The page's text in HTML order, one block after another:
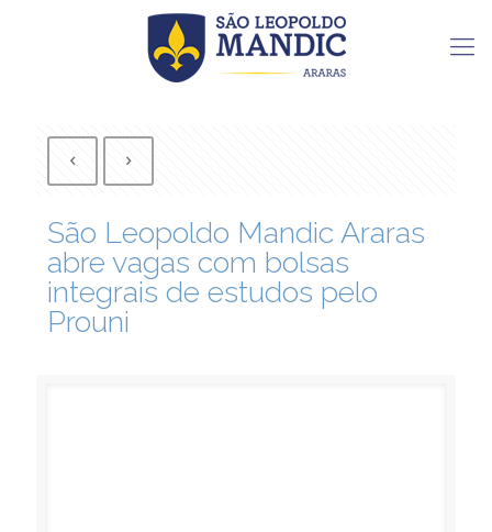
São Leopoldo Mandic Araras
abre vagas com bolsas
integrais de estudos pelo
Prouni